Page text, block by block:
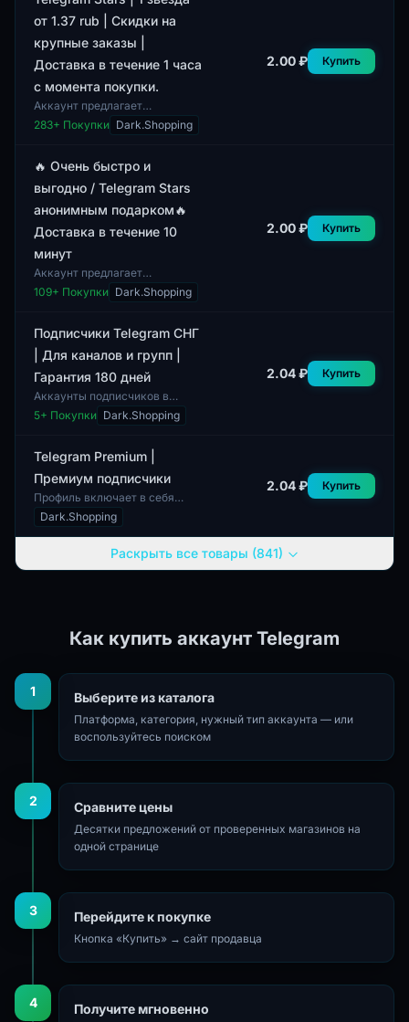
от 1.37 rub | Скидки на
крупные заказы |
Доставка в течение 1 часа
с момента покупки.
Аккаунт предлагает
возможность приобретения
звезд для Telegram. В качестве
доступен электронный...
283+ Покупки Dark.Shopping
2.00 ₽ Купить
🔥 Очень быстро и
выгодно / Telegram Stars
анонимным подарком🔥
Доставка в течение 10
минут
Аккаунт предлагает
анонимные подарки в формате
Telegram Stars с высоким
профиля. Данные профили со...
109+ Покупки Dark.Shopping
2.00 ₽ Купить
Подписчики Telegram СНГ
| Для каналов и групп |
Гарантия 180 дней
Аккаунты подписчиков в
Telegram, предназначенные
для использования в каналах и
возможность привле...
5+ Покупки Dark.Shopping
2.04 ₽ Купить
Telegram Premium |
Премиум подписчики
Профиль включает в себя
подписчиков, что позволяет
пользователю продвигать свой
контент и взаимодействовать с
Dark.Shopping
2.04 ₽ Купить
Раскрыть все товары (841)
Как купить аккаунт Telegram
1 Выберите из каталога
Платформа, категория, нужный тип аккаунта — или
воспользуйтесь поиском
2 Сравните цены
Десятки предложений от проверенных магазинов на
одной странице
3 Перейдите к покупке
Кнопка «Купить» → сайт продавца
4 Получите мгновенно